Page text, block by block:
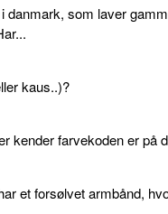
i danmark, som laver
kaus..)?
kender farvekoden er på
et forsølvet armbånd,